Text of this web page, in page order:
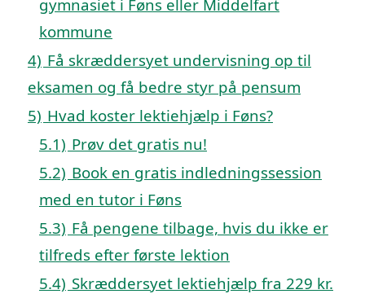
gymnasiet i Føns eller Middelfart
kommune
4) Få skræddersyet undervisning op til
eksamen og få bedre styr på pensum
5) Hvad koster lektiehjælp i Føns?
5.1) Prøv det gratis nu!
5.2) Book en gratis indledningssession
med en tutor i Føns
5.3) Få pengene tilbage, hvis du ikke er
tilfreds efter første lektion
5.4) Skræddersyet lektiehjælp fra 229 kr.